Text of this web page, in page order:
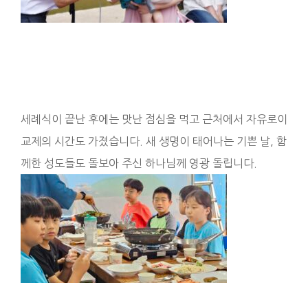
세례식이 끝난 후에는 맛난 점심을 먹고 근처에서 자유로이
교제의 시간도 가졌습니다. 새 생명이 태어나는 기쁜 날, 함
께한 성도들도 돌보아 주신 하나님께 영광 돌립니다.